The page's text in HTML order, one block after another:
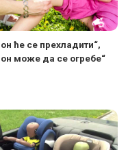
ће се прехладити“,
може да се огребе“